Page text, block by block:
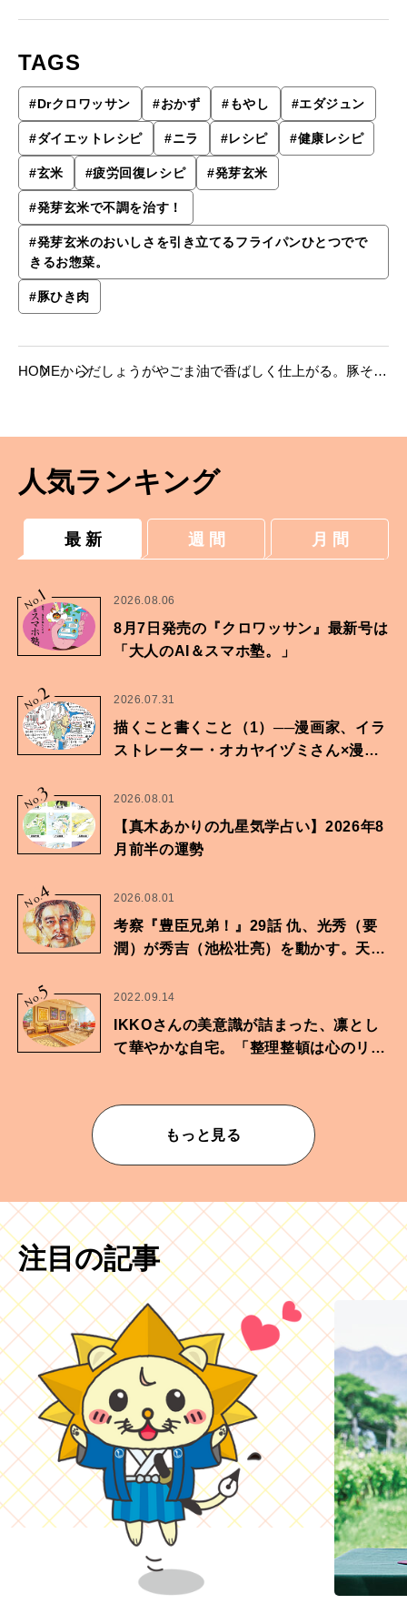
TAGS
#Drクロワッサン #おかず #もやし #エダジュン
#ダイエットレシピ #ニラ #レシピ #健康レシピ
#玄米 #疲労回復レシピ #発芽玄米
#発芽玄米で不調を治す！
#発芽玄米のおいしさを引き立てるフライパンひとつでで
きるお惣菜。
#豚ひき肉
HOMEからだしょうがやごま油で香ばしく仕上がる。豚そぼ
人気ランキング
最 新 週 間 月 間
No.
1 2026.08.06
8月7日発売の『クロワッサン』最新号は
「大人のAI＆スマホ塾。」
No.2 2026.07.31
描くこと書くこと（1）──漫画家、イラ
ストレーター・オカヤイヅミさん×漫画
No.3 2026.08.01
【真木あかりの九星気学占い】2026年8
月前半の運勢
No.
4 2026.08.01
考察『豊臣兄弟！』29話 仇、光秀（要
潤）が秀吉（池松壮亮）を動かす。天下
No.5 2022.09.14
IKKOさんの美意識が詰まった、凛とし
て華やかな自宅。「整理整頓は心のリズ
もっと見る
注目の記事